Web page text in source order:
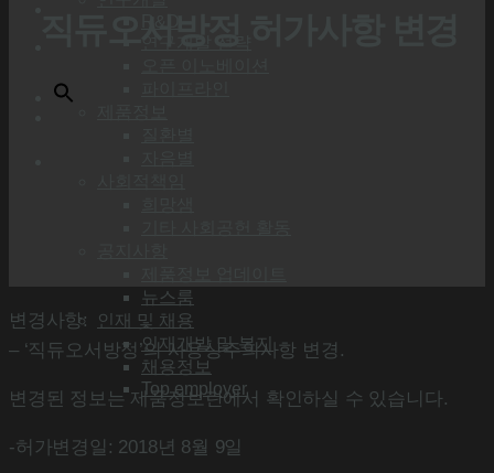
뉴스룸
인재 및 채용
인재개발 및 복지
채용정보
Top employer
변경사항:
– ‘직듀오서방정’의 사용상주의사항 변경.
변경된 정보는 제품정보란에서 확인하실 수 있습니다.
-허가변경일: 2018년 8월 9일